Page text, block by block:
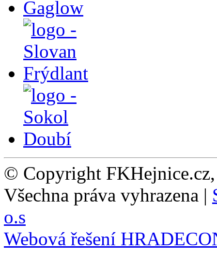
© Copyright
Všechna práva vyhrazena |
o.s
Webová řešení